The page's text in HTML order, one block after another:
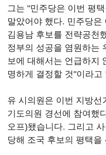
그는 "민주당은 이번 평
말았어야 했다. 민주당
김용남 후보를 전략공천
정부의 성공을 염원하는
보에 대해서는 언급하지
명하게 결정할 것"이라고
유 시의원은 이번 지방선
기도의원 경선에 참여했
오프)됐습니다. 그리고
당해 조국 후보의 평택을